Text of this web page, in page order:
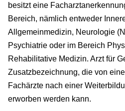
besitzt eine
Bereich, nämlich entweder
Allgemeinmedizin, Neurologie
Psychiatrie oder im Bereich
Rehabilitative Medizin. Arzt für
Zusatzbezeichnung, die von
Fachärzte nach einer
erworben werden kann.